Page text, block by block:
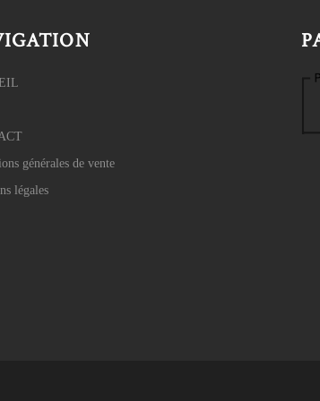
générales de vente
légales